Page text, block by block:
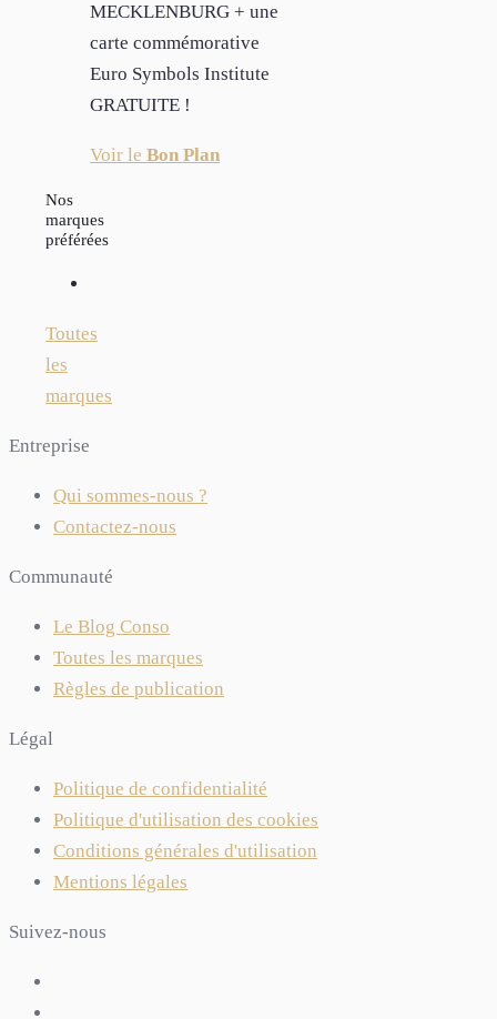
MECKLENBURG + une
carte commémorative
Euro Symbols Institute
GRATUITE !
Voir le Bon Plan
Nos
marques
préférées
Toutes
les
marques
Entreprise
Qui sommes-nous ?
Contactez-nous
Communauté
Le Blog Conso
Toutes les marques
Règles de publication
Légal
Politique de confidentialité
Politique d'utilisation des cookies
Conditions générales d'utilisation
Mentions légales
Suivez-nous